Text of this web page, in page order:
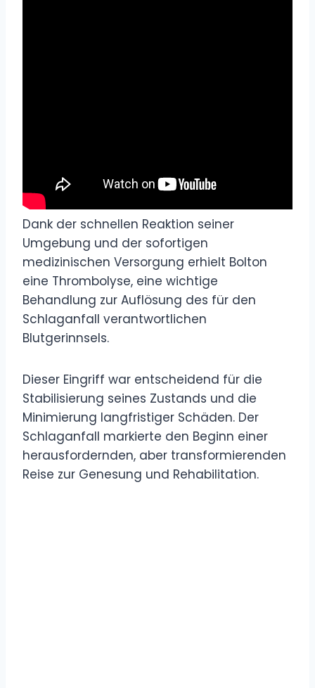
Dank der schnellen Reaktion seiner
Umgebung und der sofortigen
medizinischen Versorgung erhielt Bolton
eine Thrombolyse, eine wichtige
Behandlung zur Auflösung des für den
Schlaganfall verantwortlichen
Blutgerinnsels.
Dieser Eingriff war entscheidend für die
Stabilisierung seines Zustands und die
Minimierung langfristiger Schäden. Der
Schlaganfall markierte den Beginn einer
herausfordernden, aber transformierenden
Reise zur Genesung und Rehabilitation.